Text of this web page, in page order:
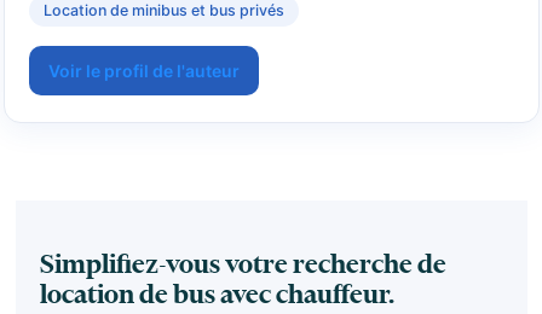
Location de minibus et bus privés
Voir le profil de l'auteur
Simplifiez-vous votre recherche de
location de bus avec chauffeur.